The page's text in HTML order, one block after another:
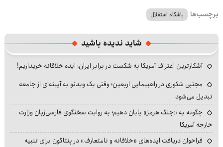
برچسب‌ها باشگاه استقلال
شاید ندیده باشید
آشکارترین اعتراف آمریکا به شکست در برابر ایران؛ ایده خلاقانه خریداریم!
مجتبی شکوری در راهپیمایی اربعین؛ وقتی یک ویدئو به آیینه‌ای از جامعه
تبدیل می‌شود
چگونه به «جنگ هرمز» پایان دهیم؛ به روایت سخنگوی فارسی‌زبان وزارت
خارجه آمریکا
فراخوان دریافت ایده‌های «خلاقانه و نامتعارف» در پنتاگون برای تنبیه